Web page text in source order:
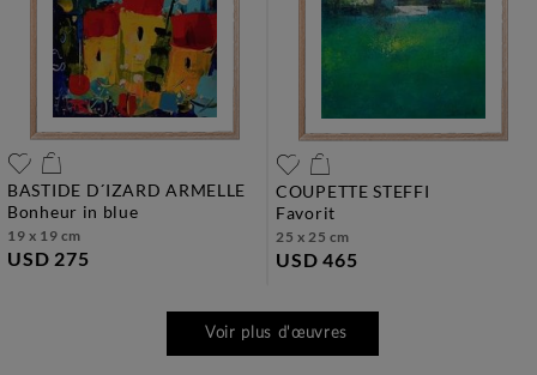
BASTIDE D´IZARD ARMELLE
bonheur in blue
19 x 19 cm
USD 275
COUPETTE STEFFI
favorit
25 x 25 cm
USD 465
Voir plus d'œuvres